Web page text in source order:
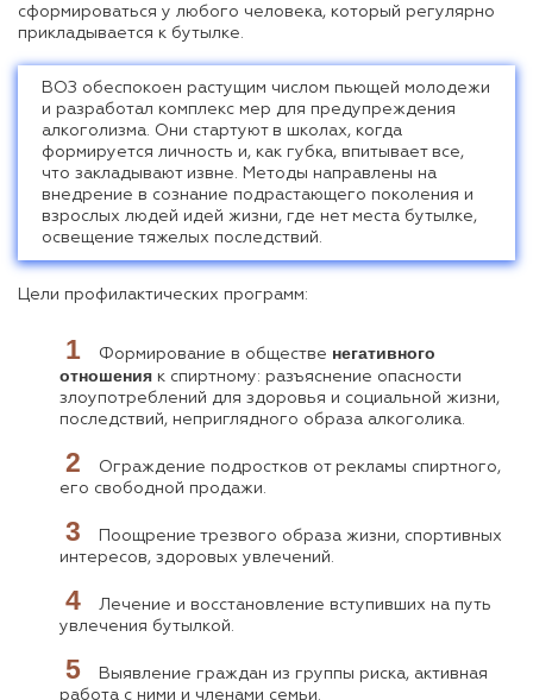
сформироваться у любого человека, который регулярно
прикладывается к бутылке.
ВОЗ обеспокоен растущим числом пьющей молодежи
и разработал комплекс мер для предупреждения
алкоголизма. Они стартуют в школах, когда
формируется личность и, как губка, впитывает все,
что закладывают извне. Методы направлены на
внедрение в сознание подрастающего поколения и
взрослых людей идей жизни, где нет места бутылке,
освещение тяжелых последствий.
Цели профилактических программ:
Формирование в обществе негативного
отношения к спиртному: разъяснение опасности
злоупотреблений для здоровья и социальной жизни,
последствий, неприглядного образа алкоголика.
Ограждение подростков от рекламы спиртного,
его свободной продажи.
Поощрение трезвого образа жизни, спортивных
интересов, здоровых увлечений.
Лечение и восстановление вступивших на путь
увлечения бутылкой.
Выявление граждан из группы риска, активная
работа с ними и членами семьи.